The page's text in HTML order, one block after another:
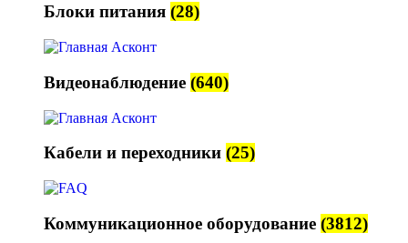
Блоки питания (28)
Видеонаблюдение (640)
Кабели и переходники (25)
Коммуникационное оборудование (3812)